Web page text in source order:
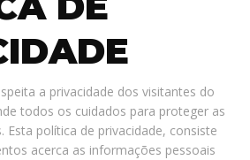
a privacidade dos visitantes do
todos os cuidados para proteger as
Esta política de privacidade, consiste
acerca as informações pessoais